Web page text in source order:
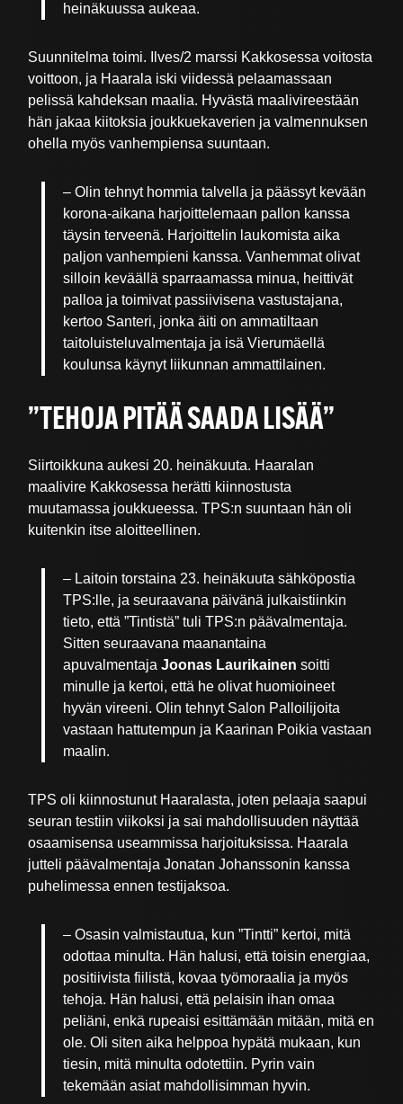
heinäkuussa aukeaa.
Suunnitelma toimi. Ilves/2 marssi Kakkosessa voitosta
voittoon, ja Haarala iski viidessä pelaamassaan
pelissä kahdeksan maalia. Hyvästä maalivireestään
hän jakaa kiitoksia joukkuekaverien ja valmennuksen
ohella myös vanhempiensa suuntaan.
– Olin tehnyt hommia talvella ja päässyt kevään
korona-aikana harjoittelemaan pallon kanssa
täysin terveenä. Harjoittelin laukomista aika
paljon vanhempieni kanssa. Vanhemmat olivat
silloin keväällä sparraamassa minua, heittivät
palloa ja toimivat passiivisena vastustajana,
kertoo Santeri, jonka äiti on ammatiltaan
taitoluisteluvalmentaja ja isä Vierumäellä
koulunsa käynyt liikunnan ammattilainen.
”TEHOJA PITÄÄ SAADA LISÄÄ”
Siirtoikkuna aukesi 20. heinäkuuta. Haaralan
maalivire Kakkosessa herätti kiinnostusta
muutamassa joukkueessa. TPS:n suuntaan hän oli
kuitenkin itse aloitteellinen.
– Laitoin torstaina 23. heinäkuuta sähköpostia
TPS:lle, ja seuraavana päivänä julkaistiinkin
tieto, että ”Tintistä” tuli TPS:n päävalmentaja.
Sitten seuraavana maanantaina
apuvalmentajaJoonas Laurikainen soitti
minulle ja kertoi, että he olivat huomioineet
hyvän vireeni. Olin tehnyt Salon Palloilijoita
vastaan hattutempun ja Kaarinan Poikia vastaan
maalin.
TPS oli kiinnostunut Haaralasta, joten pelaaja saapui
seuran testiin viikoksi ja sai mahdollisuuden näyttää
osaamisensa useammissa harjoituksissa. Haarala
jutteli päävalmentaja Jonatan Johanssonin kanssa
puhelimessa ennen testijaksoa.
– Osasin valmistautua, kun ”Tintti” kertoi, mitä
odottaa minulta. Hän halusi, että toisin energiaa,
positiivista fiilistä, kovaa työmoraalia ja myös
tehoja. Hän halusi, että pelaisin ihan omaa
peliäni, enkä rupeaisi esittämään mitään, mitä en
ole. Oli siten aika helppoa hypätä mukaan, kun
tiesin, mitä minulta odotettiin. Pyrin vain
tekemään asiat mahdollisimman hyvin.